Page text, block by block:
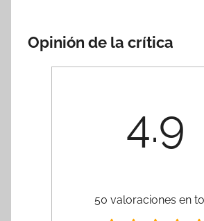
Opinión de la crítica
4.9
50 valoraciones en